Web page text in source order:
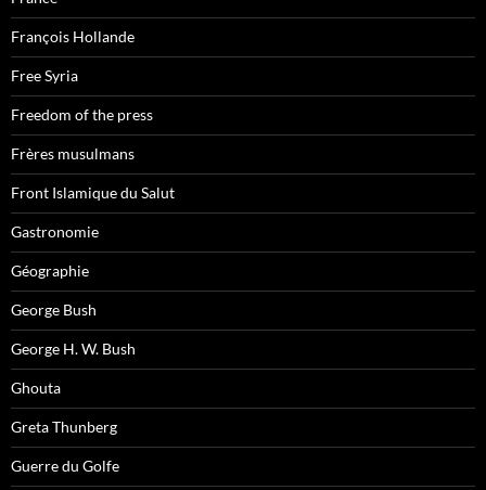
François Hollande
Free Syria
Freedom of the press
Frères musulmans
Front Islamique du Salut
Gastronomie
Géographie
George Bush
George H. W. Bush
Ghouta
Greta Thunberg
Guerre du Golfe